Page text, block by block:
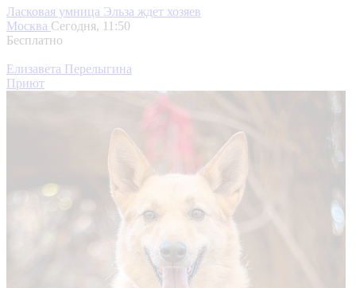
Ласковая умница Эльза ждет хозяев
Москва Сегодня, 11:50
Бесплатно
Елизавета Перелыгина
Приют